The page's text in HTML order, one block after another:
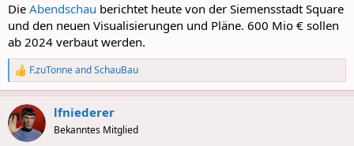
Die Abendschau berichtet heute von der Siemensstadt Square
und den neuen Visualisierungen und Pläne. 600 Mio € sollen
ab 2024 verbaut werden.
R
e
a
c
t
i
F.zuTonneandSchauBau
lfniederer
Bekanntes Mitglied